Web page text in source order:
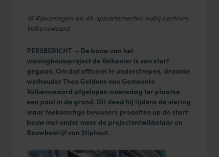
16 Rijwoningen en 46 appartementen nabij centrum
Valkenswaard
PERSBERICHT – De bouw van het
woningbouwproject de Valkenier is van start
gegaan. Om dat officieel te onderstrepen, draaide
wethouder Theo Geldens van Gemeente
Valkenswaard afgelopen woensdag ter plaatse
een paal in de grond. Dit deed hij tijdens de viering
waar toekomstige bewoners proostten op de start
bouw met onder meer de projectontwikkelaar en
Bouwbedrijf van Stiphout.